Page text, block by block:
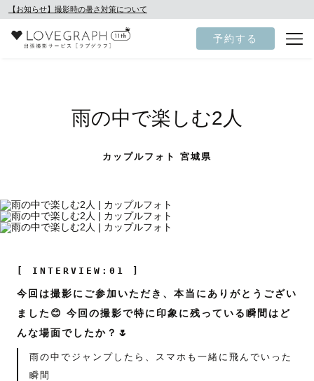
【お知らせ】撮影時の暑さ対策について
予約する
雨の中で楽しむ2人
カップルフォト 宮城県
[ INTERVIEW:01 ]
今回は撮影にご参加いただき、本当にありがとうござい
ました😊 今回の撮影で特に印象に残っている瞬間はど
んな場面でしたか？🌷
雨の中でジャンプしたら、スマホも一緒に飛んでいった
瞬間